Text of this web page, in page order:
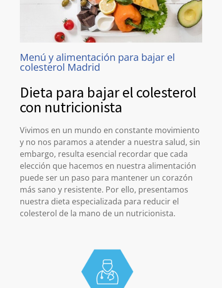
Menú y alimentación para bajar el
colesterol Madrid
Dieta para bajar el colesterol
con nutricionista
Vivimos en un mundo en constante movimiento
y no nos paramos a atender a nuestra salud, sin
embargo, resulta esencial recordar que cada
elección que hacemos en nuestra alimentación
puede ser un paso para mantener un corazón
más sano y resistente. Por ello, presentamos
nuestra dieta especializada para reducir el
colesterol de la mano de un nutricionista.